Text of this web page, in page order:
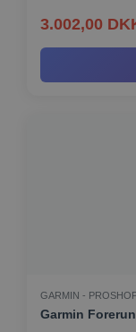
3.002,00
GARMIN -
Garmin